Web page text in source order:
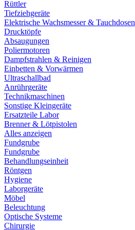
Rüttler
Tiefziehgeräte
Elektrische Wachsmesser & Tauchdosen
Drucktöpfe
Absaugungen
Poliermotoren
Dampfstrahlen & Reinigen
Einbetten & Vorwärmen
Ultraschallbad
Anrührgeräte
Technikmaschinen
Sonstige Kleingeräte
Ersatzteile Labor
Brenner & Lötpistolen
Alles anzeigen
Fundgrube
Fundgrube
Behandlungseinheit
Röntgen
Hygiene
Laborgeräte
Möbel
Beleuchtung
Optische Systeme
Chirurgie